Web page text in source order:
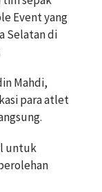
Event yang
Selatan di
Mahdi,
para atlet
untuk